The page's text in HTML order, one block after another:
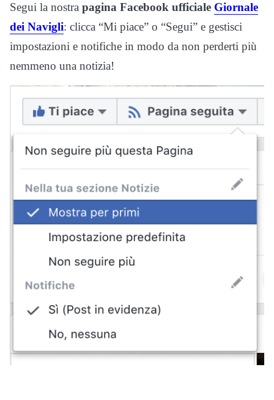
Segui la nostra pagina Facebook ufficiale Giornale
dei Navigli: clicca “Mi piace” o “Segui” e gestisci
impostazioni e notifiche in modo da non perderti più
nemmeno una notizia!